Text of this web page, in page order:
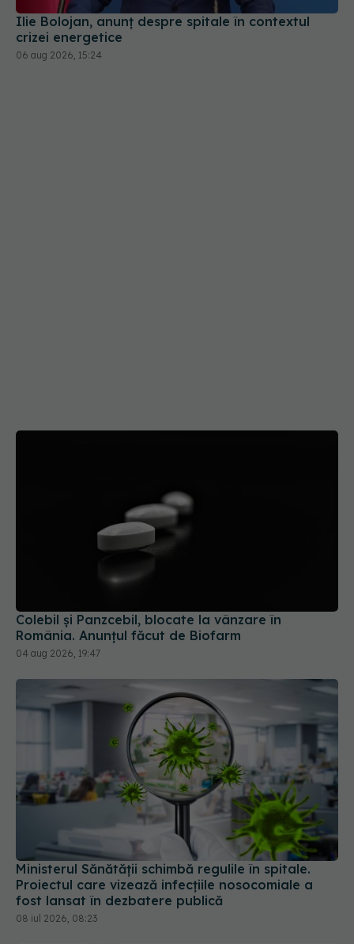
Ilie Bolojan, anunț despre spitale în contextul
crizei energetice
06 aug 2026, 15:24
Colebil și Panzcebil, blocate la vânzare în
România. Anunțul făcut de Biofarm
04 aug 2026, 19:47
Ministerul Sănătății schimbă regulile în spitale.
Proiectul care vizează infecțiile nosocomiale a
fost lansat în dezbatere publică
08 iul 2026, 08:23